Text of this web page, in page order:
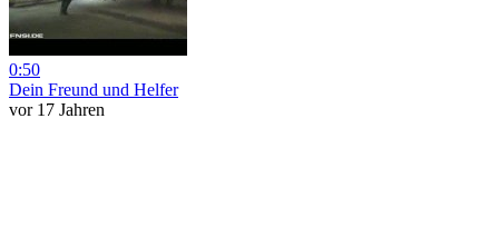
0:50
Dein Freund und Helfer
vor 17 Jahren